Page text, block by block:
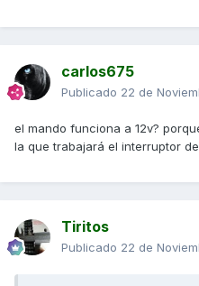
carlos675
Publicado 22 de
el mando funciona a 12v?
la que trabajará el interruptor
Tiritos
Publicado 22 de